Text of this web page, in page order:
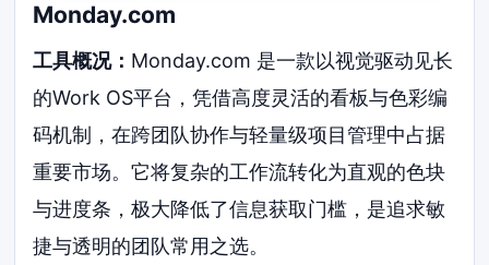
Monday.com
工具概况： Monday.com 是一款以视觉驱动见长
的Work OS平台，凭借高度灵活的看板与色彩编
码机制，在跨团队协作与轻量级项目管理中占据
重要市场。它将复杂的工作流转化为直观的色块
与进度条，极大降低了信息获取门槛，是追求敏
捷与透明的团队常用之选。